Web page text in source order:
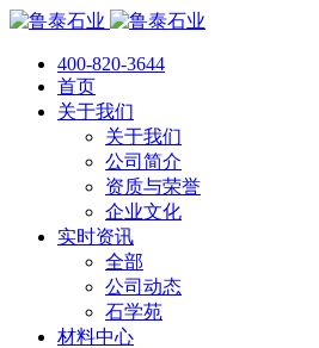
400-820-3644
首页
关于我们
关于我们
公司简介
资质与荣誉
企业文化
实时资讯
全部
公司动态
石学苑
材料中心